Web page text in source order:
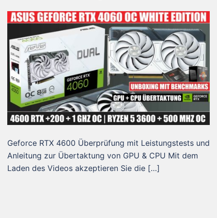
Geforce RTX 4600 Überprüfung mit Leistungstests und
Anleitung zur Übertaktung von GPU & CPU Mit dem
Laden des Videos akzeptieren Sie die […]